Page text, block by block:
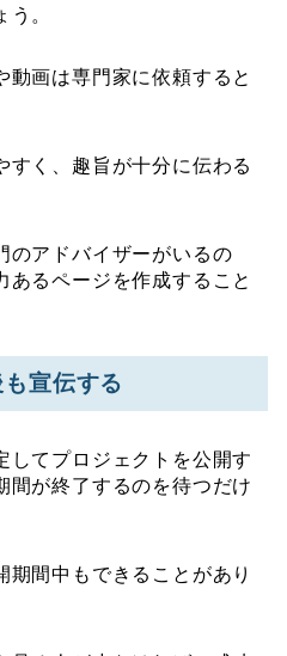
。
動画は専門家に依頼すると
すく、趣旨が十分に伝わる
のアドバイザーがいるの
あるページを作成すること
宣伝する
してプロジェクトを公開す
間が終了するのを待つだけ
期間中もできることがあり